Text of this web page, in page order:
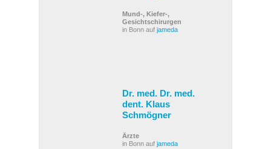
Mund-, Kiefer-,
Gesichtschirurgen
in Bonn auf jameda
Dr. med. Dr. med.
dent. Klaus
Schmögner
Ärzte
in Bonn auf jameda